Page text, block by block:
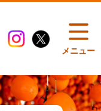
メニュー